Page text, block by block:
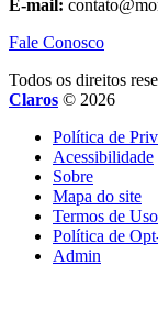
E-mail:
Fale Conosco
Todos os direitos
Claros © 2026
Política de
Acessibilidade
Sobre
Mapa do site
Termos de Uso
Política de
Admin